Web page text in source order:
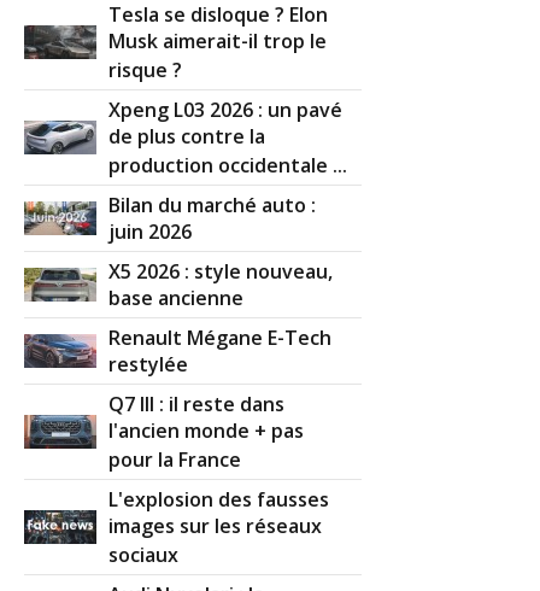
Tesla se disloque ? Elon
Musk aimerait-il trop le
risque ?
Xpeng L03 2026 : un pavé
de plus contre la
production occidentale ...
Bilan du marché auto :
juin 2026
X5 2026 : style nouveau,
base ancienne
Renault Mégane E-Tech
restylée
Q7 III : il reste dans
l'ancien monde + pas
pour la France
L'explosion des fausses
images sur les réseaux
sociaux